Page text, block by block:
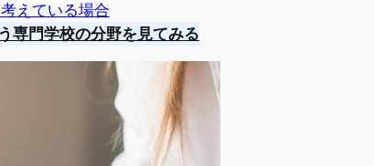
えている場合
専門学校の分野を見てみる